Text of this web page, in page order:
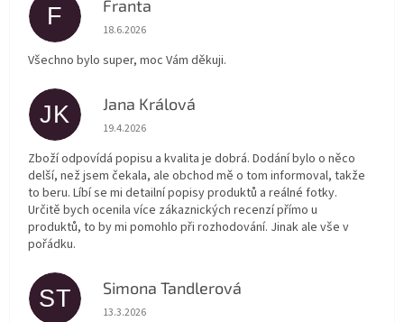
F Franta
Hodnocení obchodu je 5 z 5 hvězdiček.
18.6.2026
Všechno bylo super, moc Vám děkuji.
JK Jana Králová
Hodnocení obchodu je 5 z 5 hvězdiček.
19.4.2026
Zboží odpovídá popisu a kvalita je dobrá. Dodání bylo o něco
delší, než jsem čekala, ale obchod mě o tom informoval, takže
to beru. Líbí se mi detailní popisy produktů a reálné fotky.
Určitě bych ocenila více zákaznických recenzí přímo u
produktů, to by mi pomohlo při rozhodování. Jinak ale vše v
pořádku.
ST Simona Tandlerová
Hodnocení obchodu je 5 z 5 hvězdiček.
13.3.2026